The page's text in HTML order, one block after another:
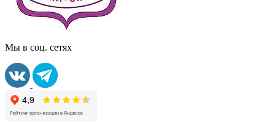
Мы в соц. сетях